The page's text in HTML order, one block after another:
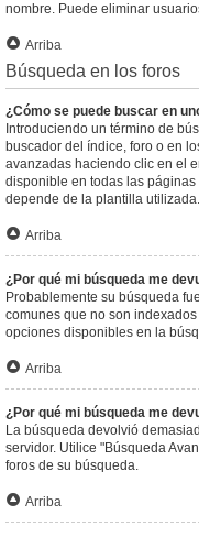
nombre. Puede eliminar
Arriba
Búsqueda en los foros
¿Cómo se puede buscar en
Introduciendo un término de
buscador del índice, foro o en
avanzadas haciendo clic en el
disponible en todas las
depende de la plantilla utilizada.
Arriba
¿Por qué mi búsqueda me
Probablemente su búsqueda
comunes que no son
opciones disponibles en la
Arriba
¿Por qué mi búsqueda me
La búsqueda devolvió
servidor. Utilice "Búsqueda
foros de su búsqueda.
Arriba